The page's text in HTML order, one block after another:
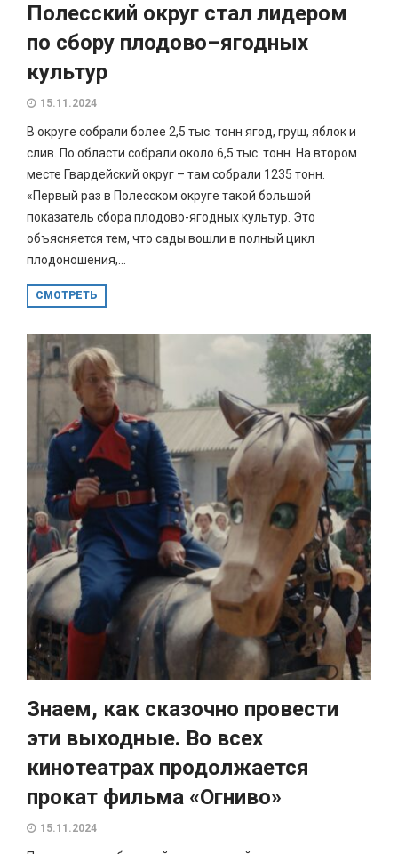
Полесский округ стал лидером
по сбору плодово–ягодных
культур
15.11.2024
В округе собрали более 2,5 тыс. тонн ягод, груш, яблок и
слив. По области собрали около 6,5 тыс. тонн. На втором
месте Гвардейский округ – там собрали 1235 тонн.
«Первый раз в Полесском округе такой большой
показатель сбора плодово-ягодных культур. Это
объясняется тем, что сады вошли в полный цикл
плодоношения,...
СМОТРЕТЬ
Знаем, как сказочно провести
эти выходные. Во всех
кинотеатрах продолжается
прокат фильма «Огниво»
15.11.2024